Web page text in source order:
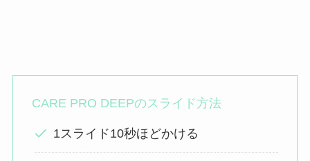
CARE PRO DEEPのスライド方法
1スライド10秒ほどかける